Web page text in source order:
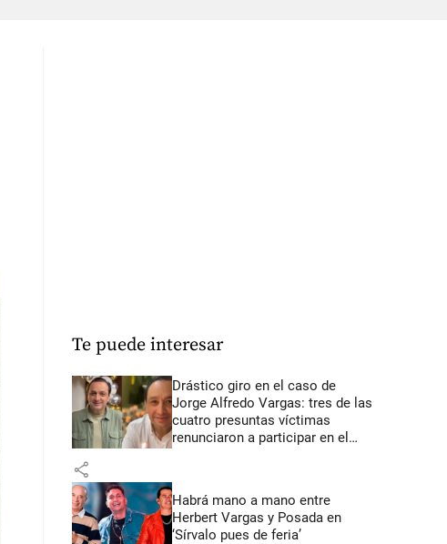
Te puede interesar
Drástico giro en el caso de
Jorge Alfredo Vargas: tres de las
cuatro presuntas víctimas
renunciaron a participar en el
share
Habrá mano a mano entre
Herbert Vargas y Posada en
‘Sírvalo pues de feria’